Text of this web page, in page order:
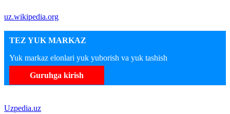
uz.wikipedia.org
TEZ YUK MARKAZ
Yuk markaz elonlari yuk yuborish va yuk tashish
Guruhga kirish
Uzpedia.uz